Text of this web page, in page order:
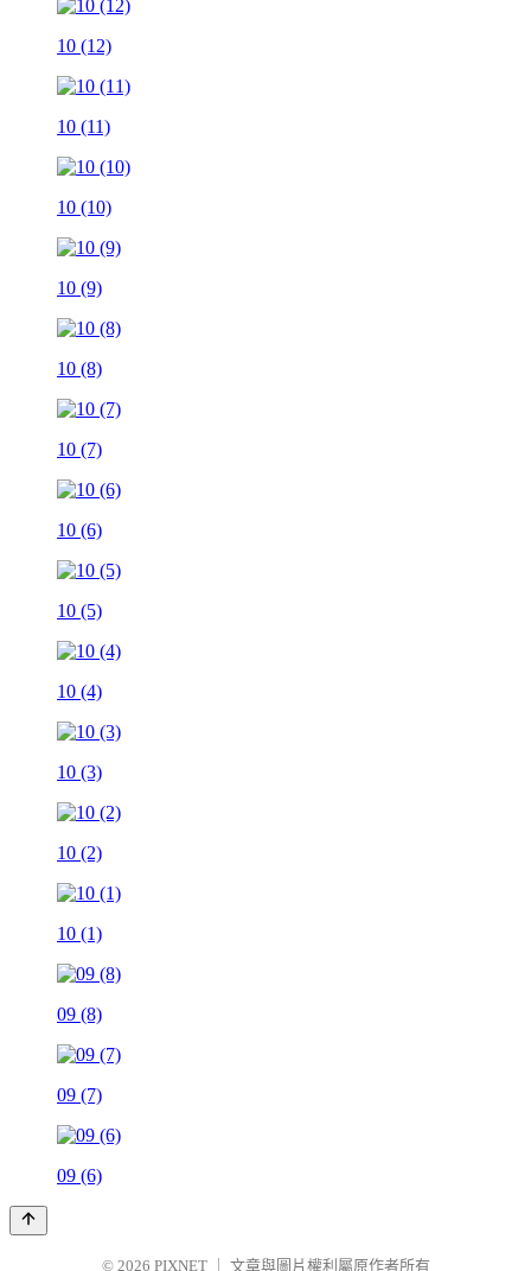
10 (12)
10 (11)
10 (10)
10 (9)
10 (8)
10 (7)
10 (6)
10 (5)
10 (4)
10 (3)
10 (2)
10 (1)
09 (8)
09 (7)
09 (6)
© 2026 PIXNET 文章與圖片權利屬原作者所有